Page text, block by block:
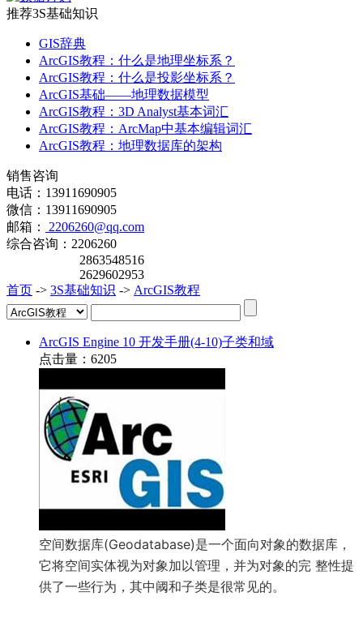
推荐3S基础知识
GIS辞典
ArcGIS教程：什么是地理坐标系？
ArcGIS教程：什么是投影坐标系？
ArcGIS基础——地理数据模型
ArcGIS教程：3D Analyst基本词汇
ArcGIS教程：ArcMap中基本编辑词汇
ArcGIS教程：地理数据库的架构
销售咨询
电话：13911690905
微信：13911690905
邮箱：
2206260@qq.com
综合咨询：2206260
2863548516
2629602953
首页 -> 3S基础知识 -> ArcGIS教程
ArcGIS Engine 10 开发手册(4-10)子类和域
点击量：6205
空间数据库(Geodatabase)是一个面向对象的数据库，
它将空间实体视为对象加以管理，并为对象的完 整性提
供了一些行为，其中阈和子类是很常见的。